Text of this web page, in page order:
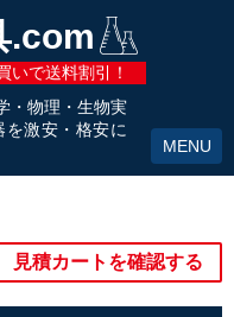
.com
いで送料割引！
・物理・生物実
激安・格安に
見積カートを確認する